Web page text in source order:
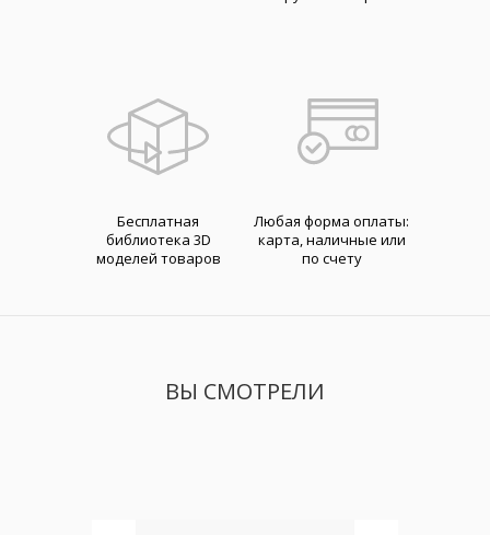
Бесплатная
библиотека 3D
моделей товаров
Любая форма оплаты:
карта, наличные или
по счету
ВЫ СМОТРЕЛИ